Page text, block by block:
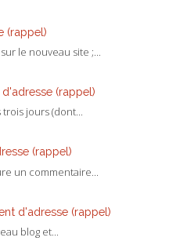
(rappel)
le nouveau site ;...
(rappel)
jours (dont...
(rappel)
un commentaire...
d'adresse (rappel)
blog et...